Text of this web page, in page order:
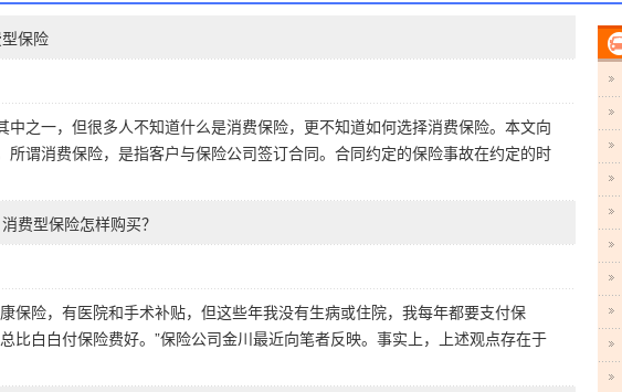
保险
之一，但很多人不知道什么是消费保险，更不知道如何选择消费保险。本文向
所谓消费保险，是指客户与保险公司签订合同。合同约定的保险事故在约定的时
费型保险怎样购买？
保险，有医院和手术补贴，但这些年我没有生病或住院，我每年都要支付保
比白白付保险费好。”保险公司金川最近向笔者反映。事实上，上述观点存在于